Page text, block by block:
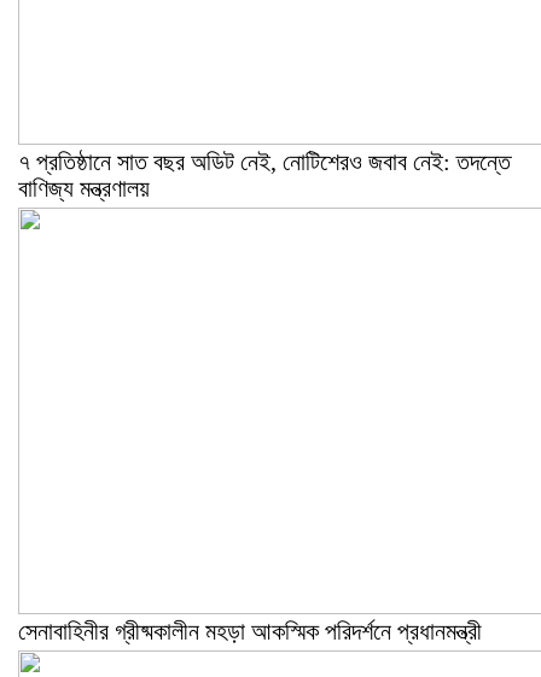
৭ প্রতিষ্ঠানে সাত বছর অডিট নেই, নোটিশেরও জবাব নেই: তদন্তে
বাণিজ্য মন্ত্রণালয়
সেনাবাহিনীর গ্রীষ্মকালীন মহড়া আকস্মিক পরিদর্শনে প্রধানমন্ত্রী